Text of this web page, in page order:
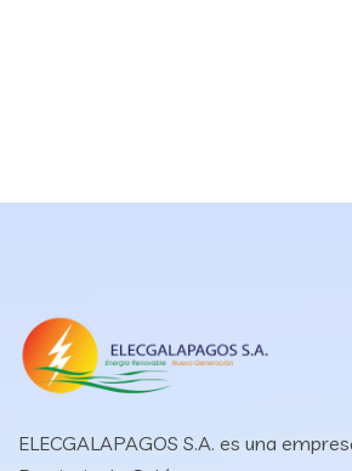
ELECGALAPAGOS S.A. es una